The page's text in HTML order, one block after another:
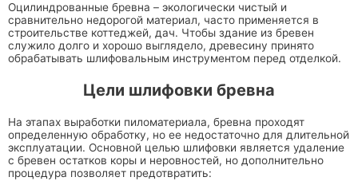
Оцилиндрованные бревна – экологически чистый и
сравнительно недорогой материал, часто применяется в
строительстве коттеджей, дач. Чтобы здание из бревен
служило долго и хорошо выглядело, древесину принято
обрабатывать шлифовальным инструментом перед отделкой.
Цели шлифовки бревна
На этапах выработки пиломатериала, бревна проходят
определенную обработку, но ее недостаточно для длительной
эксплуатации. Основной целью шлифовки является удаление
с бревен остатков коры и неровностей, но дополнительно
процедура позволяет предотвратить: